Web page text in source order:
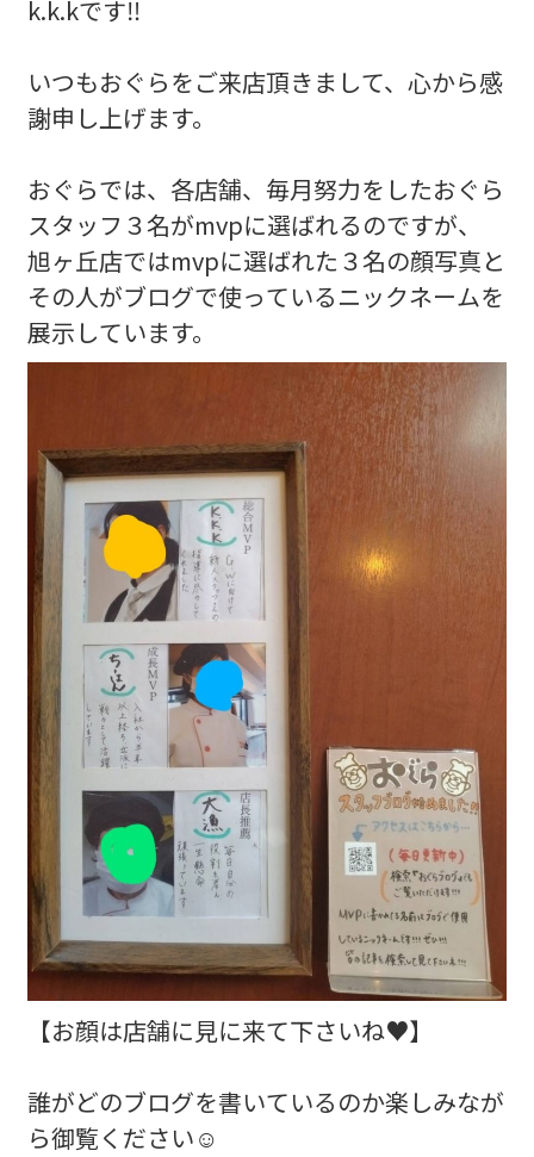
k.k.kです‼️
いつもおぐらをご来店頂きまして、心から感
謝申し上げます。
おぐらでは、各店舗、毎月努力をしたおぐら
スタッフ３名がmvpに選ばれるのですが、
旭ヶ丘店ではmvpに選ばれた３名の顔写真と
その人がブログで使っているニックネームを
展示しています。
【お顔は店舗に見に来て下さいね♥️】
誰がどのブログを書いているのか楽しみなが
ら御覧ください☺️